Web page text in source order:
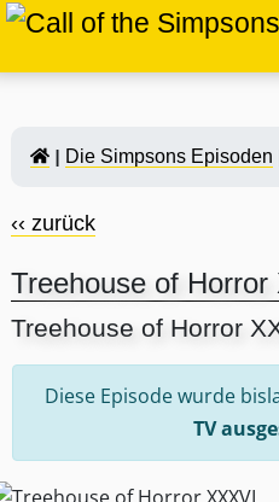
Die Simpsons Episoden
‹‹ zurück
Treehouse of Horror
Treehouse of Horror
Diese Episode wurde
TV